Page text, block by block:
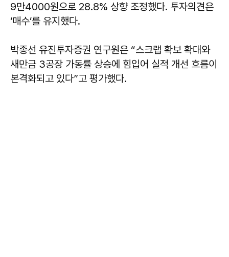
9만4000원으로 28.8% 상향 조정했다. 투자의견은
‘매수’를 유지했다.
박종선 유진투자증권 연구원은 “스크랩 확보 확대와
새만금 3공장 가동률 상승에 힘입어 실적 개선 흐름이
본격화되고 있다”고 평가했다.